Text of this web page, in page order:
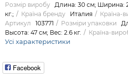
Розмір виробу Длина: 30 см; Ширина:
кг.;
Країна бренду Италия Країна-
Артикул
103771 Розміри упаковки
Высота: 47 см; Вес: 2.6 кг.
Країна-
Усі характеристики
Facebook